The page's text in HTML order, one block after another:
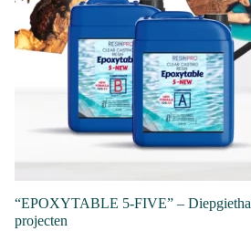
“EPOXYTABLE 5-FIVE” –
projecten